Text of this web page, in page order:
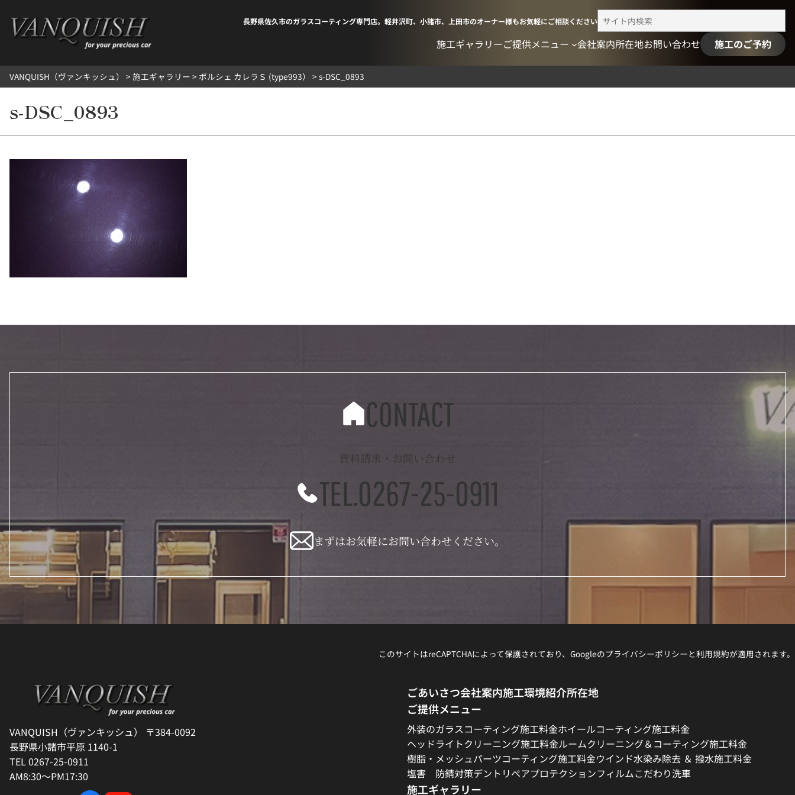
キ
長野県佐久市のガラスコーティング専門店。軽井沢町、小諸市、上田市のオーナー様もお気軽にご相談ください検
索
施工ギャラリーご提供メニュー 会社案内所在地お問い合わせ 施工のご予約
VANQUISH（ヴァンキッシュ） > 施工ギャラリー > ポルシェ カレラＳ (type993） > s-DSC_0893
s-DSC_0893
CONTACT
資料請求・お問い合わせ
TEL.0267-25-0911
まずはお気軽にお問い合わせください。
このサイトはreCAPTCHAによって保護されており、Googleのプライバシーポリシーと利用規約が適用されます。
VANQUISH（ヴァンキッシュ） 〒384-0092
長野県小諸市平原 1140-1
TEL 0267-25-0911
AM8:30～PM17:30
ごあいさつ会社案内施工環境紹介所在地
ご提供メニュー
外装のガラスコーティング施工料金ホイールコーティング施工料金
ヘッドライトクリーニング施工料金ルームクリーニング＆コーティング施工料金
樹脂・メッシュパーツコーティング施工料金ウインド水染み除去 ＆ 撥水施工料金
塩害 防錆対策デントリペアプロテクションフィルムこだわり洗車
施工ギャラリー